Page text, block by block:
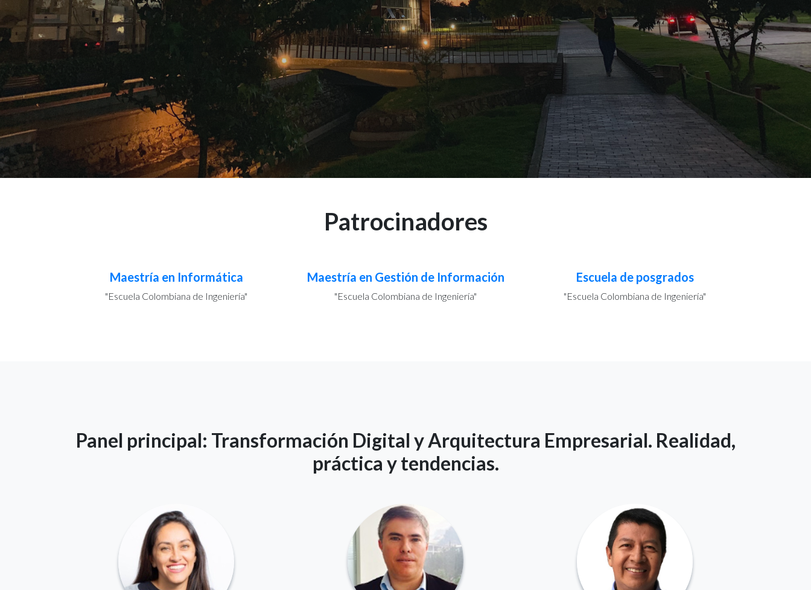
Patrocinadores
Maestría en Informática
"Escuela Colombiana de Ingeniería"
Maestría en Gestión de Información
"Escuela Colombiana de Ingeniería"
Escuela de posgrados
"Escuela Colombiana de Ingeniería"
Panel principal: Transformación Digital y Arquitectura Empresarial. Realidad,
práctica y tendencias.